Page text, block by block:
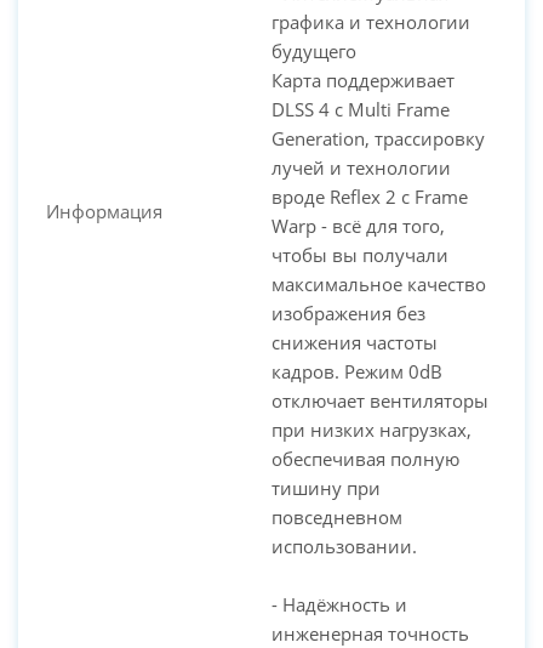
Информация
графика и технологии
будущего
Карта поддерживает
DLSS 4 с Multi Frame
Generation, трассировку
лучей и технологии
вроде Reflex 2 с Frame
Warp - всё для того,
чтобы вы получали
максимальное качество
изображения без
снижения частоты
кадров. Режим 0dB
отключает вентиляторы
при низких нагрузках,
обеспечивая полную
тишину при
повседневном
использовании.
- Надёжность и
инженерная точность